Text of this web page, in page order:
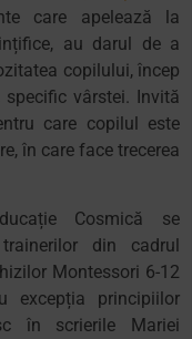
care apelează la
au darul de a
copilului, încep
specific vârstei. Invită
care copilul este
în care face trecerea
Cosmică se
din cadrul
Montessori 6-12
excepția principiilor
în scrierile Mariei